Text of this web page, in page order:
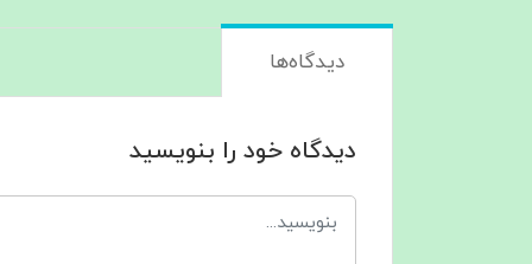
دیدگاه‌ها
دیدگاه خود را بنویسید